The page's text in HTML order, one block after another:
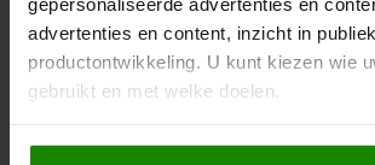
advertenties en content, inzicht in
productontwikkeling. U kunt kiezen wie
gebruikt en met welke doelen.
Als u het toestaat, willen we ook graag:
MIDDLETON ERUIT TOEN
MODEL WAS